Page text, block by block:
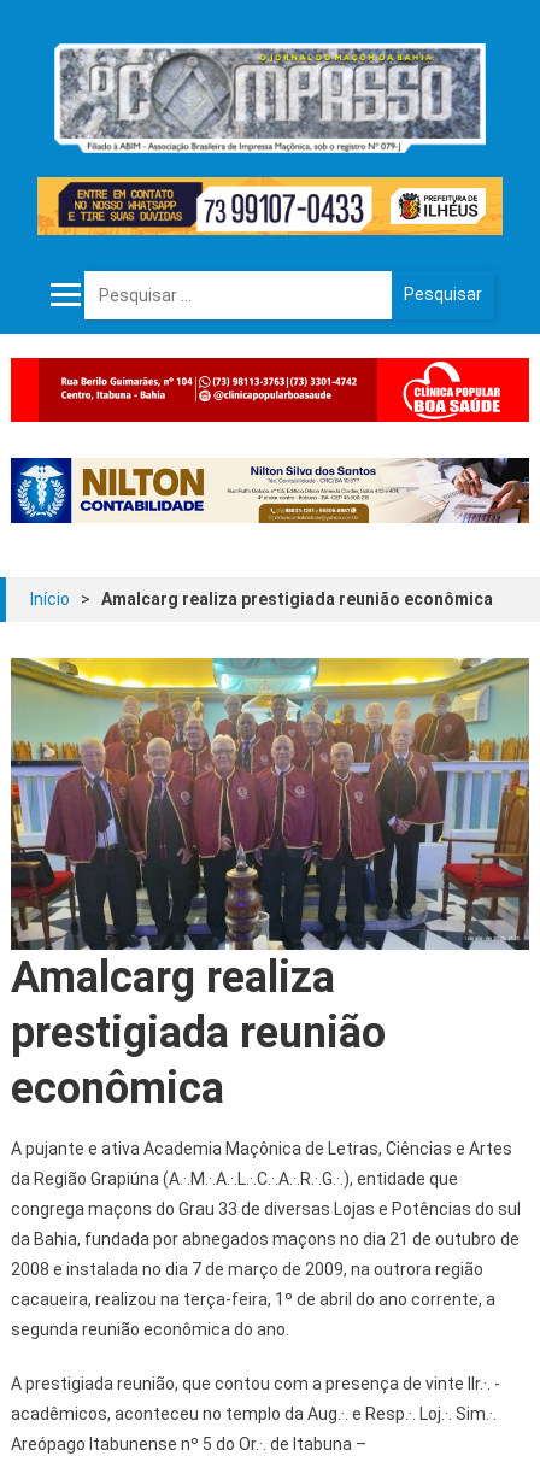
Pesquisar por:
Início > Amalcarg realiza prestigiada reunião econômica
Amalcarg realiza
prestigiada reunião
econômica
A pujante e ativa Academia Maçônica de Letras, Ciências e Artes
da Região Grapiúna (A.·.M.·.A.·.L.·.C.·.A.·.R.·.G.·.), entidade que
congrega maçons do Grau 33 de diversas Lojas e Potências do sul
da Bahia, fundada por abnegados maçons no dia 21 de outubro de
2008 e instalada no dia 7 de março de 2009, na outrora região
cacaueira, realizou na terça-feira, 1º de abril do ano corrente, a
segunda reunião econômica do ano.
A prestigiada reunião, que contou com a presença de vinte IIr.·. -
acadêmicos, aconteceu no templo da Aug.·. e Resp.·. Loj.·. Sim.·.
Areópago Itabunense nº 5 do Or.·. de Itabuna –